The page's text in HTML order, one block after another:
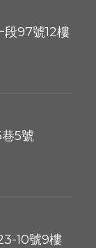
段97號12樓
5號
10號9樓